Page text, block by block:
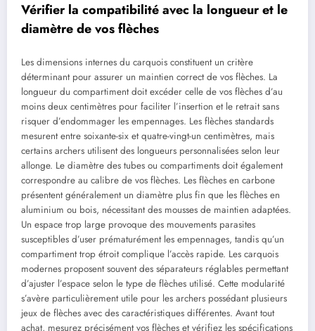
Vérifier la compatibilité avec la longueur et le
diamètre de vos flèches
Les dimensions internes du carquois constituent un critère
déterminant pour assurer un maintien correct de vos flèches. La
longueur du compartiment doit excéder celle de vos flèches d’au
moins deux centimètres pour faciliter l’insertion et le retrait sans
risquer d’endommager les empennages. Les flèches standards
mesurent entre soixante-six et quatre-vingt-un centimètres, mais
certains archers utilisent des longueurs personnalisées selon leur
allonge. Le diamètre des tubes ou compartiments doit également
correspondre au calibre de vos flèches. Les flèches en carbone
présentent généralement un diamètre plus fin que les flèches en
aluminium ou bois, nécessitant des mousses de maintien adaptées.
Un espace trop large provoque des mouvements parasites
susceptibles d’user prématurément les empennages, tandis qu’un
compartiment trop étroit complique l’accès rapide. Les carquois
modernes proposent souvent des séparateurs réglables permettant
d’ajuster l’espace selon le type de flèches utilisé. Cette modularité
s’avère particulièrement utile pour les archers possédant plusieurs
jeux de flèches avec des caractéristiques différentes. Avant tout
achat, mesurez précisément vos flèches et vérifiez les spécifications